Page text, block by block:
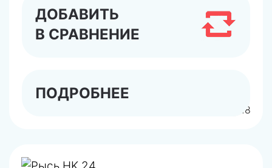
арт.0010016518
ДОБАВИТЬ
В СРАВНЕНИЕ
ПОДРОБНЕЕ